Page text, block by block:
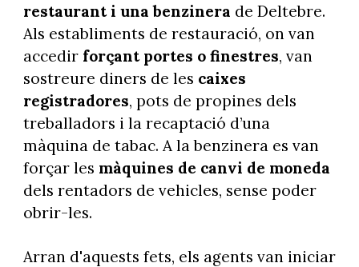
restaurant i una benzinera de Deltebre.
Als establiments de restauració, on van
accedir forçant portes o finestres, van
sostreure diners de les caixes
registradores, pots de propines dels
treballadors i la recaptació d’una
màquina de tabac. A la benzinera es van
forçar les màquines de canvi de moneda
dels rentadors de vehicles, sense poder
obrir-les.
Arran d'aquests fets, els agents van iniciar